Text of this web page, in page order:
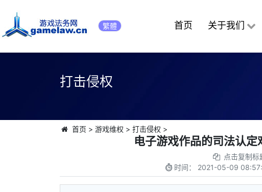
繁體 首页 关于我们
打击侵权
首页 > 游戏维权 > 打击侵权 >
电子游戏作品的司法认
点击复制标
时间： 2021-05-09